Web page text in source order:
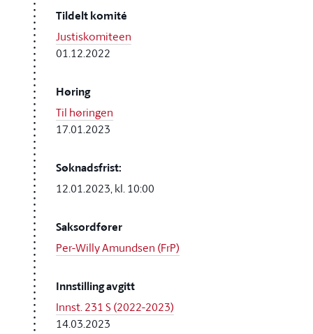
Tildelt komité
Justiskomiteen
01.12.2022
Høring
Til høringen
17.01.2023
Søknadsfrist:
12.01.2023, kl. 10:00
Saksordfører
Per-Willy Amundsen (FrP)
Innstilling avgitt
Innst. 231 S (2022-2023)
14.03.2023